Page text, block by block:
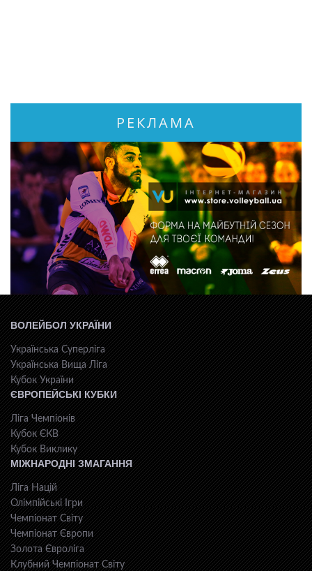
РЕКЛАМА
ВОЛЕЙБОЛ УКРАЇНИ
Українська Суперліга
Українська Вища Ліга
Кубок України
ЄВРОПЕЙСЬКІ КУБКИ
Ліга Чемпіонів
Кубок ЄКВ
Кубок Виклику
МІЖНАРОДНІ ЗМАГАННЯ
Ліга Націй
Олімпійські Ігри
Чемпіонат Світу
Чемпіонат Європи
Золота Євроліга
Клубний Чемпіонат Світу